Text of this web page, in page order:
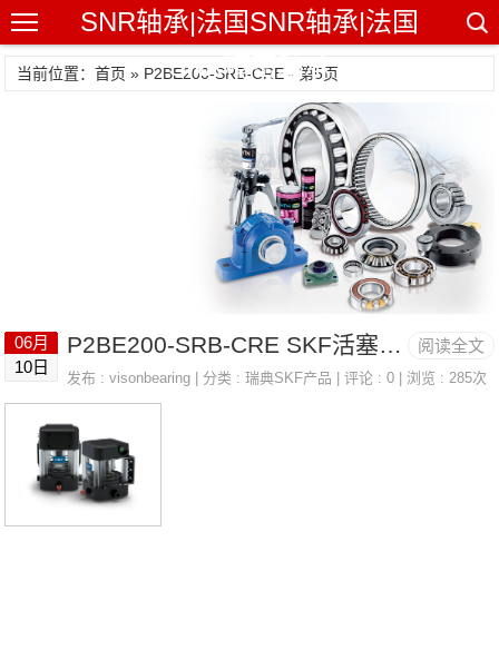
SNR轴承|法国SNR轴承|法国
SNR精密轴承
当前位置：首页 » P2BE200-SRB-CRE - 第5页
阅读全文
06月
10日
P2BE200-SRB-CRE SKF活塞传感器/活塞检测器 LINCOLN 223-14130-7
发布 :visonbearing | 分类 :瑞典SKF产品 | 评论 : 0 | 浏览 : 285次